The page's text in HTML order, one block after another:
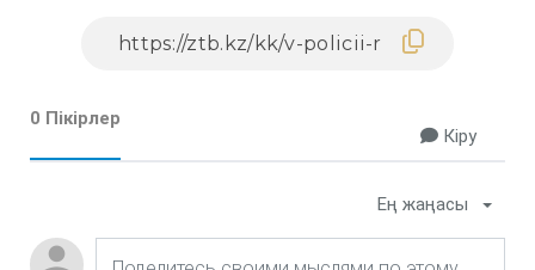
0 Пікірлер
Кіру
Ең жаңасы